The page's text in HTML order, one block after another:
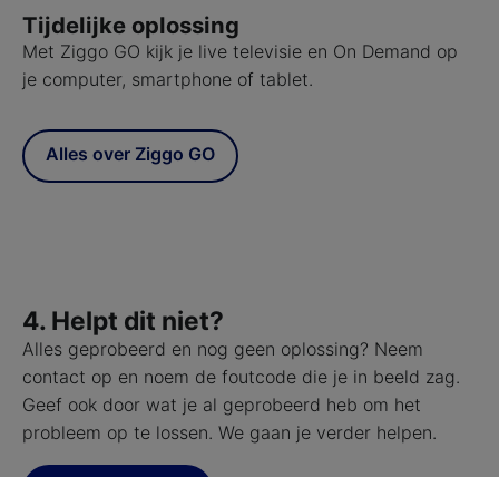
Tijdelijke oplossing
Met Ziggo GO kijk je live televisie en On Demand op
je computer, smartphone of tablet.
Alles over Ziggo GO
4. Helpt dit niet?
Alles geprobeerd en nog geen oplossing? Neem
contact op en noem de foutcode die je in beeld zag.
Geef ook door wat je al geprobeerd heb om het
probleem op te lossen. We gaan je verder helpen.